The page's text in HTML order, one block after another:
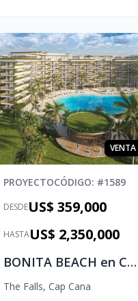
VENTA
PROYECTOCÓDIGO: #1589
DESDEUS$ 359,000
HASTAUS$ 2,350,000
BONITA BEACH en Cap Cana
The Falls, Cap Cana